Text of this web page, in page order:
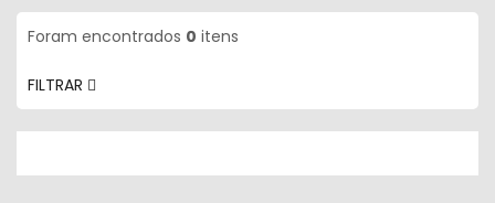
Foram encontrados 0 itens
FILTRAR